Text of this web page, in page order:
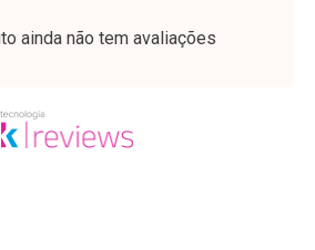
Laboratório
Por Menos
ainda não tem avaliações